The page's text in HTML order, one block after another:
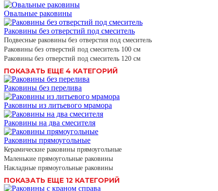
Овальные раковины
Раковины без отверстий под смеситель
Подвесные раковины без отверстия под смеситель
Раковины без отверстий под смеситель 100 см
Раковины без отверстий под смеситель 120 см
ПОКАЗАТЬ ЕЩЕ 4 КАТЕГОРИЙ
Раковины без перелива
Раковины из литьевого мрамора
Раковины на два смесителя
Раковины прямоугольные
Керамические раковины прямоугольные
Маленькие прямоугольные раковины
Накладные прямоугольные раковины
ПОКАЗАТЬ ЕЩЕ 12 КАТЕГОРИЙ